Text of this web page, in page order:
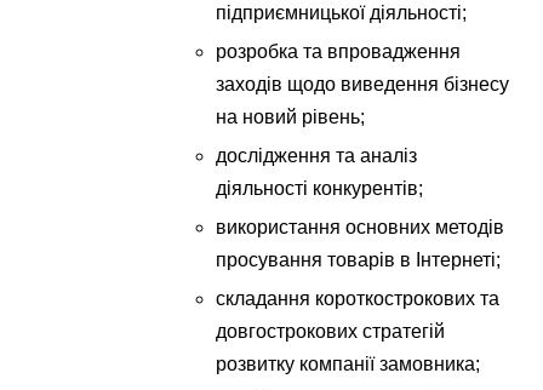
підприємницької діяльності;
розробка та впровадження
заходів щодо виведення бізнесу
на новий рівень;
дослідження та аналіз
діяльності конкурентів;
використання основних методів
просування товарів в Інтернеті;
складання короткострокових та
довгострокових стратегій
розвитку компанії замовника;